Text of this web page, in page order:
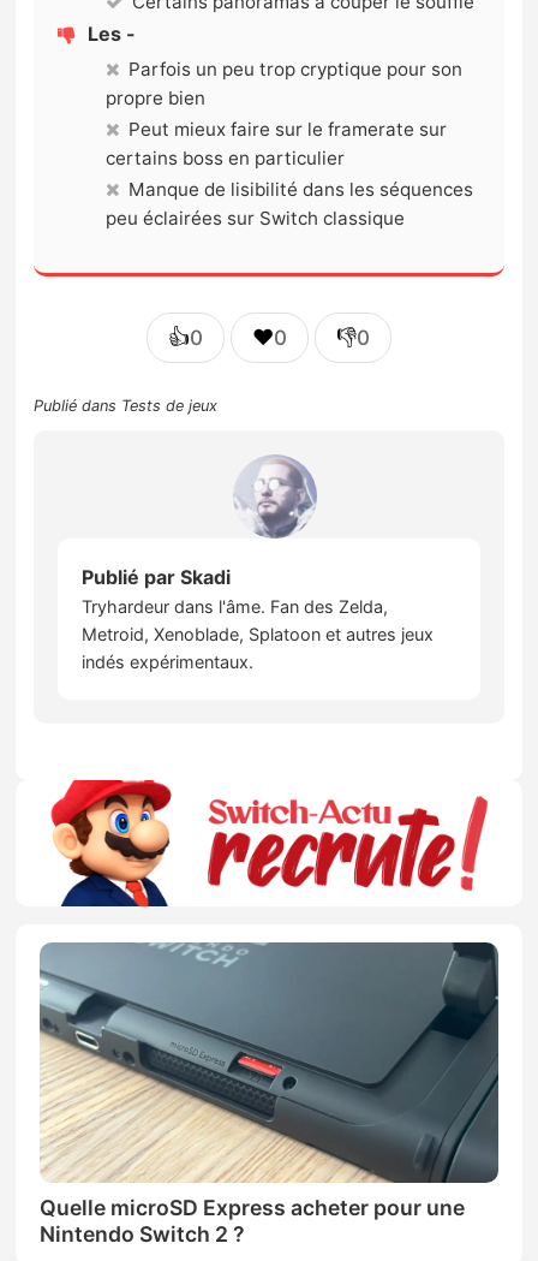
Les -
Parfois un peu trop cryptique pour son
propre bien
Peut mieux faire sur le framerate sur
certains boss en particulier
Manque de lisibilité dans les séquences
peu éclairées sur Switch classique
👍0 ❤️0 👎0
Publié dans Tests de jeux
Publié parSkadi
Tryhardeur dans l'âme. Fan des Zelda,
Metroid, Xenoblade, Splatoon et autres jeux
indés expérimentaux.
Quelle microSD Express acheter pour une
Nintendo Switch 2 ?